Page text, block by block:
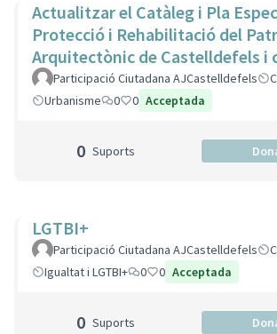
Actualitzar el Catàleg i Pla
Protecció i Rehabilitació del
Arquitectònic de Castelldefels i
Comissió de Seguiment
Participació Ciutadana AJCastelldefels
Urbanisme
0 0 Acceptada
0 Suports
LGTBI+
Participació Ciutadana AJCastelldefels
Igualtat i LGTBI+
0 0 Acceptada
0 Suports